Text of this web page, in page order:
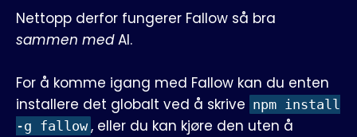
Nettopp derfor fungerer Fallow så bra
sammen medAI.
For å komme igang med Fallow kan du enten
installere det globalt ved å skrive npm install
-g fallow , eller du kan kjøre den uten å